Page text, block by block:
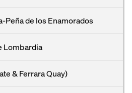
Peña de los Enamorados
Lombardia
& Ferrara Quay)